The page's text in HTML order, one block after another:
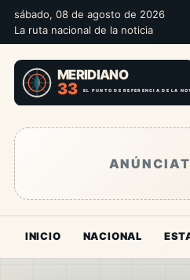
sábado, 08 de agosto de 2026
La ruta nacional de la noticia
INICIO NACIONAL